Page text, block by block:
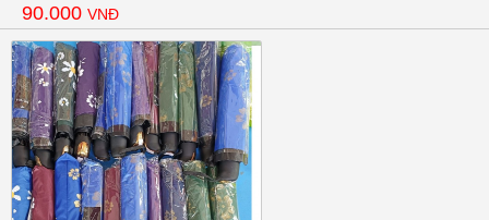
90.000 VNĐ